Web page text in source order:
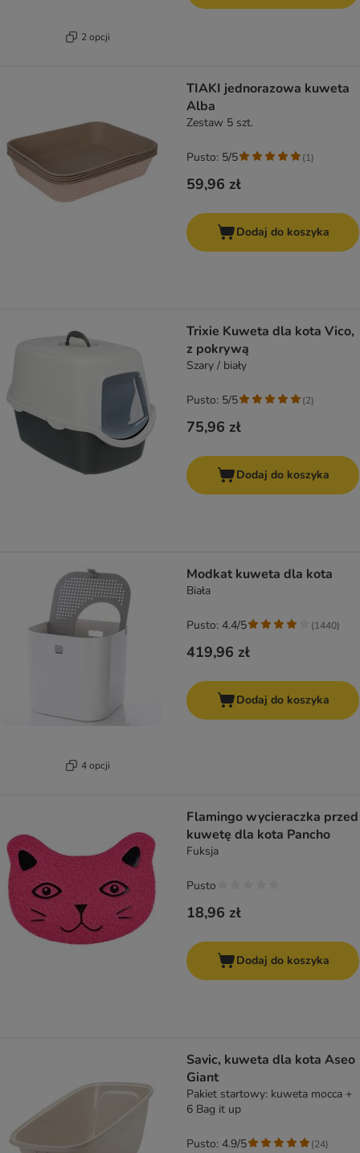
2 opcji
TIAKI jednorazowa kuweta
Alba
Zestaw 5 szt.
59,96 zł
Pusto: 5/5 (1)
Dodaj do koszyka
Trixie Kuweta dla kota Vico,
z pokrywą
Szary / biały
75,96 zł
Pusto: 5/5 (2)
Dodaj do koszyka
4 opcji
Modkat kuweta dla kota
Biała
419,96 zł
Pusto: 4.4/5 (1440)
Dodaj do koszyka
Flamingo wycieraczka przed
kuwetę dla kota Pancho
Fuksja
18,96 zł
Pusto
Dodaj do koszyka
Savic, kuweta dla kota Aseo
Giant
Pakiet startowy: kuweta mocca +
6 Bag it up
Pusto: 4.9/5 (24)